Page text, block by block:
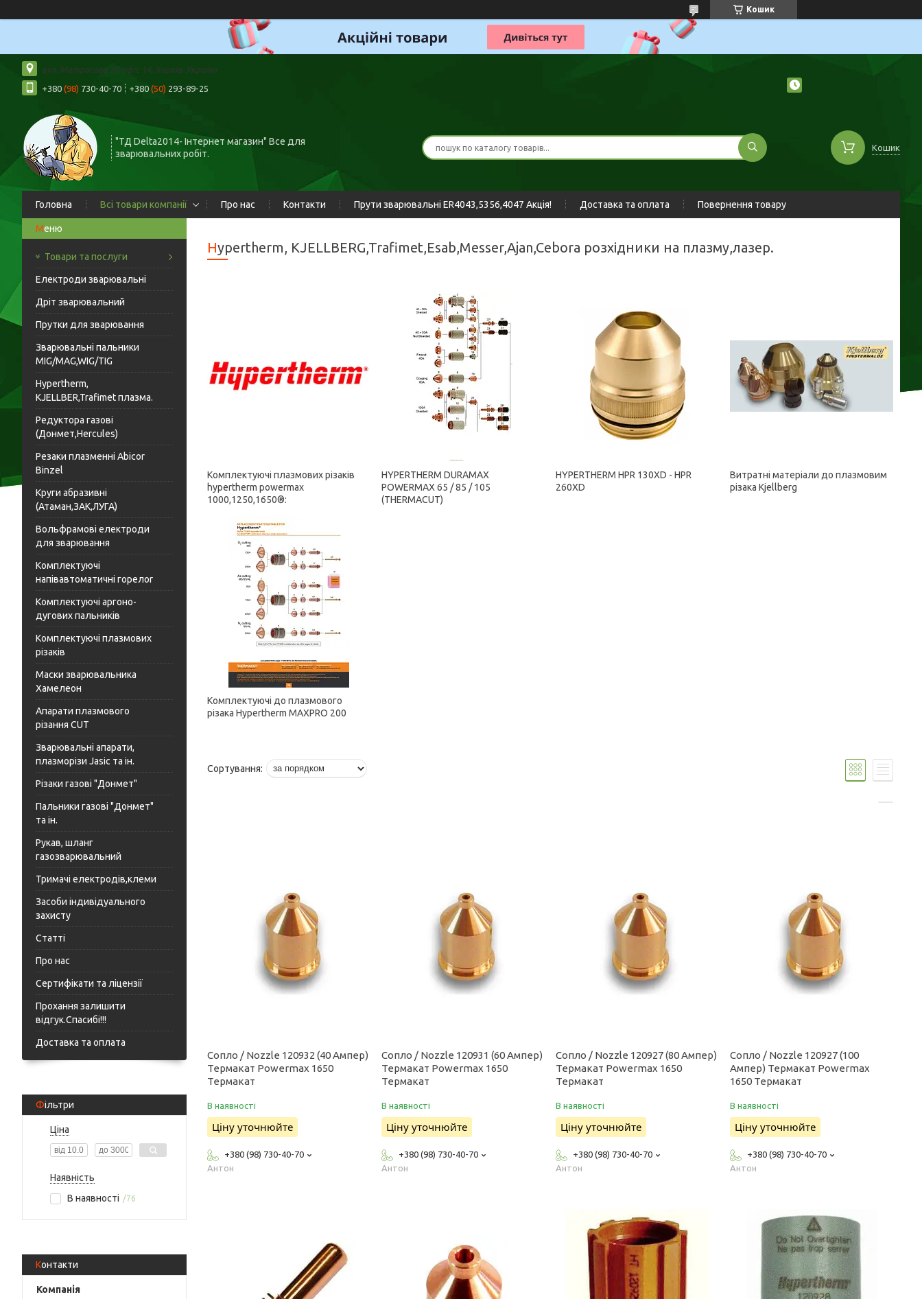
Кошик
вул. Матросова 20 офіс 14, Харків, Україна
+380 (98) 730-40-70 +380 (50) 293-89-25
"ТД Delta2014- Інтернет магазин" Все для
зварювальних робіт.
Кошик
Головна Всі товари компанії Про нас Контакти Прути зварювальні ER4043,5356,4047 Акція! Доставка та оплата Повернення товару
Товари та послуги
Електроди зварювальні
Дріт зварювальний
Прутки для зварювання
Зварювальні пальники
MIG/MAG,WIG/TIG
Hypertherm,
KJELLBER,Trafimet плазма.
Редуктора газові
(Донмет,Hercules)
Резаки плазменні Abicor
Binzel
Круги абразивні
(Атаман,ЗАК,ЛУГА)
Вольфрамові електроди
для зварювання
Комплектуючі
напівавтоматичні горелоr
Комплектуючі аргоно-
дугових пальників
Комплектуючі плазмових
різаків
Маски зварювальника
Хамелеон
Апарати плазмового
різання CUT
Зварювальні апарати,
плазморізи Jasic та ін.
Різаки газові "Донмет"
Пальники газові "Донмет"
та ін.
Рукав, шланг
газозварювальний
Тримачі електродів,клеми
Засоби індивідуального
захисту
Статті
Про нас
Сертифікати та ліцензії
Прохання залишити
відгук.Спасибі!!!
Доставка та оплата
Фільтри
Ціна
Наявність
В наявності
76
Контакти
Hypertherm, KJELLBERG,Trafimet,Esab,Messer,Ajan,Cebora розхідники на плазму,лазер.
Комплектуючі плазмових різаків
hypertherm powermax
1000,1250,1650®:
HYPERTHERM DURAMAX
POWERMAX 65 / 85 / 105
(THERMACUT)
HYPERTHERM HPR 130XD - HPR
260XD
Витратні матеріали до плазмовим
різака Kjellberg
Комплектуючі до плазмового
різака Hypertherm MAXPRO 200
Сопло / Nozzle 120932 (40 Ампер)
Термакат Powermax 1650
Термакат
В наявності
Ціну уточнюйте
+380 (98) 730-40-70
Антон
Сопло / Nozzle 120931 (60 Ампер)
Термакат Powermax 1650
Термакат
В наявності
Ціну уточнюйте
+380 (98) 730-40-70
Антон
Сопло / Nozzle 120927 (80 Ампер)
Термакат Powermax 1650
Термакат
В наявності
Ціну уточнюйте
+380 (98) 730-40-70
Антон
Сопло / Nozzle 120927 (100
Ампер) Термакат Powermax
1650 Термакат
В наявності
Ціну уточнюйте
+380 (98) 730-40-70
Антон